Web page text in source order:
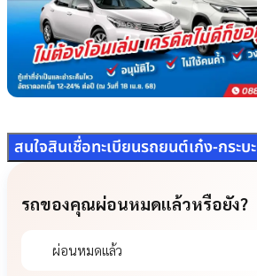
สนใจสินเชื่อทะเบียนรถยนต์เก๋ง-กระบะ
รถของคุณผ่อนหมดแล้วหรือยัง?
ผ่อนหมดแล้ว